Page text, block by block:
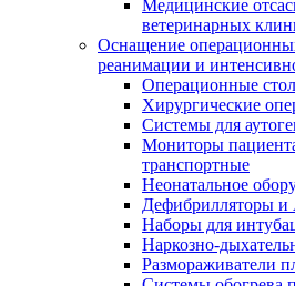
Медицинские
ветеринарных
Оснащение
реанимации и
Операционные
Хирургические
Системы для
Мониторы
транспортные
Неонатальное
Дефибрилляторы
Наборы для
Наркозно-
Размораживатели